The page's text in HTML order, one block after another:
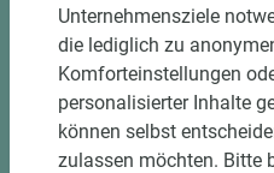
DOWNLOADS
Unternehmensziele
die lediglich zu
Komforteinstellungen
personalisierter Inhalte
können selbst
zulassen möchten. Bitte